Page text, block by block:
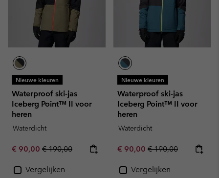
Nieuwe kleuren
Waterproof ski-jas
Iceberg Point™ II voor
heren
Waterdicht
Sale price:
€ 90,00 Regular price:
€ 190,00
Vergelijken
Nieuwe kleuren
Waterproof ski-jas
Iceberg Point™ II voor
heren
Waterdicht
Sale price:
€ 90,00 Regular price:
€ 190,00
Vergelijken